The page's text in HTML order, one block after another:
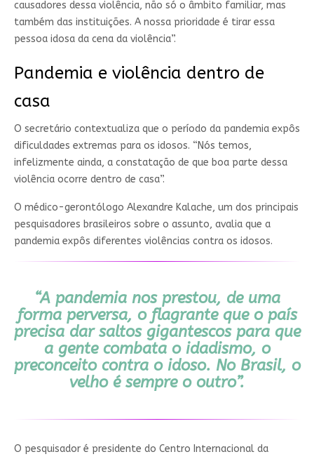
causadores dessa violência, não só o âmbito familiar, mas
também das instituições. A nossa prioridade é tirar essa
pessoa idosa da cena da violência”.
Pandemia e violência dentro de
casa
O secretário contextualiza que o período da pandemia expôs
dificuldades extremas para os idosos. “Nós temos,
infelizmente ainda, a constatação de que boa parte dessa
violência ocorre dentro de casa”.
O médico-gerontólogo Alexandre Kalache, um dos principais
pesquisadores brasileiros sobre o assunto, avalia que a
pandemia expôs diferentes violências contra os idosos.
“A pandemia nos prestou, de uma
forma perversa, o flagrante que o país
precisa dar saltos gigantescos para que
a gente combata o idadismo, o
preconceito contra o idoso. No Brasil, o
velho é sempre o outro”.
O pesquisador é presidente do Centro Internacional da